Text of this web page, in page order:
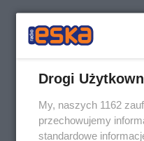
Drogi
My, naszych 1162
przechowujemy
standardowe